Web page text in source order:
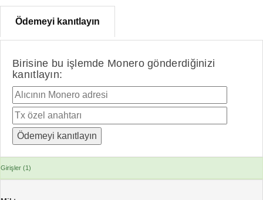
Ödemeyi kanıtlayın
Birisine bu işlemde Monero gönderdiğinizi
kanıtlayın:
Girişler (1)